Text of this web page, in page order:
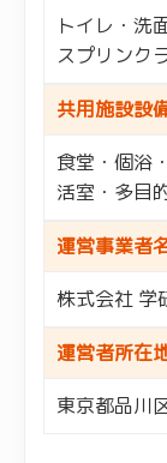
トイレ・洗
スプリンク
共用施設設
食堂・個浴
活室・多目
運営事業者
株式会社 学
運営者所在
東京都品川